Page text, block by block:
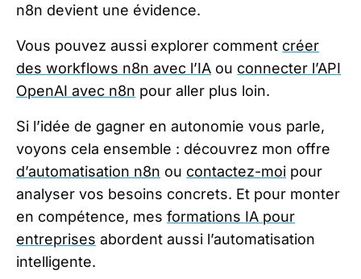
n8n devient une évidence.
Vous pouvez aussi explorer comment créer
des workflows n8n avec l’IA ou connecter l’API
OpenAI avec n8n pour aller plus loin.
Si l’idée de gagner en autonomie vous parle,
voyons cela ensemble : découvrez mon offre
d’automatisation n8n ou contactez-moi pour
analyser vos besoins concrets. Et pour monter
en compétence, mesformations IA pour
entreprises abordent aussi l’automatisation
intelligente.